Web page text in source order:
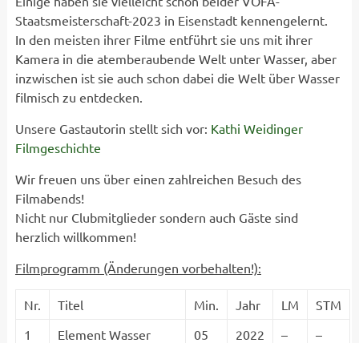
Staatsmeisterschaft-2023 in Eisenstadt kennengelernt.
In den meisten ihrer Filme entführt sie uns mit ihrer
Kamera in die atemberaubende Welt unter Wasser, aber
inzwischen ist sie auch schon dabei die Welt über Wasser
filmisch zu entdecken.
Unsere Gastautorin stellt sich vor: Kathi Weidinger
Filmgeschichte
Wir freuen uns über einen zahlreichen Besuch des
Filmabends!
Nicht nur Clubmitglieder sondern auch Gäste sind
herzlich willkommen!
Filmprogramm (Änderungen vorbehalten!):
Nr. Titel Min. Jahr LM
STM
1
Element Wasser 05 2022 –
–